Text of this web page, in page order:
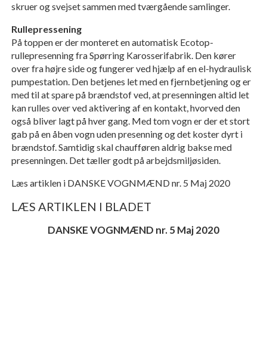
skruer og svejset sammen med tværgående samlinger.
Rullepressening
På toppen er der monteret en automatisk Ecotop-
rullepresenning fra Spørring Karosserifabrik. Den kører
over fra højre side og fungerer ved hjælp af en el-hydraulisk
pumpestation. Den betjenes let med en fjernbetjening og er
med til at spare på brændstof ved, at presenningen altid let
kan rulles over ved aktivering af en kontakt, hvorved den
også bliver lagt på hver gang. Med tom vogn er der et stort
gab på en åben vogn uden presenning og det koster dyrt i
brændstof. Samtidig skal chaufføren aldrig bakse med
presenningen. Det tæller godt på arbejdsmiljøsiden.
Læs artiklen i DANSKE VOGNMÆND nr. 5 Maj 2020
LÆS ARTIKLEN I BLADET
DANSKE VOGNMÆND nr. 5 Maj 2020